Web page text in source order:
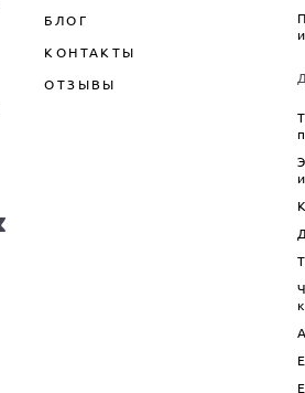
БЛОГ
КОНТАКТЫ
ОТЗЫВЫ